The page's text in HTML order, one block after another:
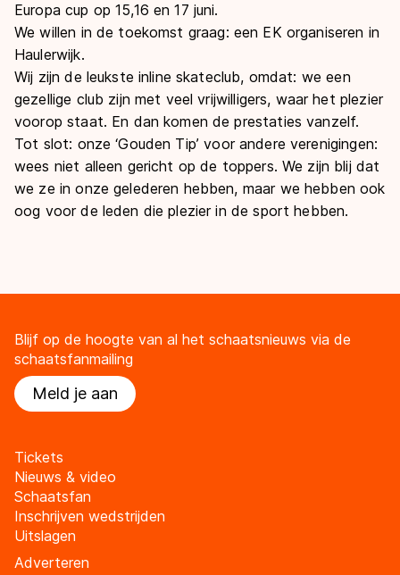
Europa cup op 15,16 en 17 juni.
We willen in de toekomst graag: een EK organiseren in
Haulerwijk.
Wij zijn de leukste inline skateclub, omdat: we een
gezellige club zijn met veel vrijwilligers, waar het plezier
voorop staat. En dan komen de prestaties vanzelf.
Tot slot: onze ‘Gouden Tip’ voor andere verenigingen:
wees niet alleen gericht op de toppers. We zijn blij dat
we ze in onze gelederen hebben, maar we hebben ook
oog voor de leden die plezier in de sport hebben.
Blijf op de hoogte van al het schaatsnieuws via de
schaatsfanmailing
Meld je aan
Tickets
Nieuws & video
Schaatsfan
Inschrijven wedstrijden
Uitslagen
Adverteren